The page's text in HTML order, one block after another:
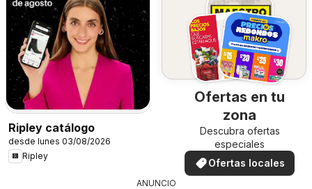
Ripley catálogo
desde lunes 03/08/2026
Ripley
Ofertas en tu
zona
Descubra ofertas
especiales
Ofertas locales
ANUNCIO